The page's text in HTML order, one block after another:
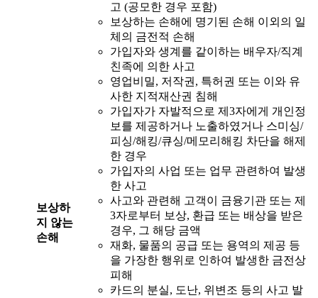
보상하
지 않는
손해
고 (공모한 경우 포함)
보상하는 손해에 명기된 손해 이외의 일
체의 금전적 손해
가입자와 생계를 같이하는 배우자/직계
친족에 의한 사고
영업비밀, 저작권, 특허권 또는 이와 유
사한 지적재산권 침해
가입자가 자발적으로 제3자에게 개인정
보를 제공하거나 노출하였거나 스미싱/
피싱/해킹/큐싱/메모리해킹 차단을 해제
한 경우
가입자의 사업 또는 업무 관련하여 발생
한 사고
사고와 관련해 고객이 금융기관 또는 제
3자로부터 보상, 환급 또는 배상을 받은
경우, 그 해당 금액
재화, 물품의 공급 또는 용역의 제공 등
을 가장한 행위로 인하여 발생한 금전상
피해
카드의 분실, 도난, 위변조 등의 사고 발